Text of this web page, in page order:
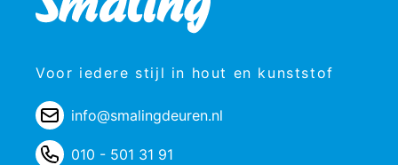
Voor iedere stijl in hout en kunststof
info@smalingdeuren.nl
010 - 501 31 91